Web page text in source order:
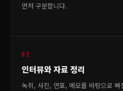
먼저 구분합니다.
02
인터뷰와 자료 정리
녹취, 사진, 연표, 메모를 바탕으로 빠